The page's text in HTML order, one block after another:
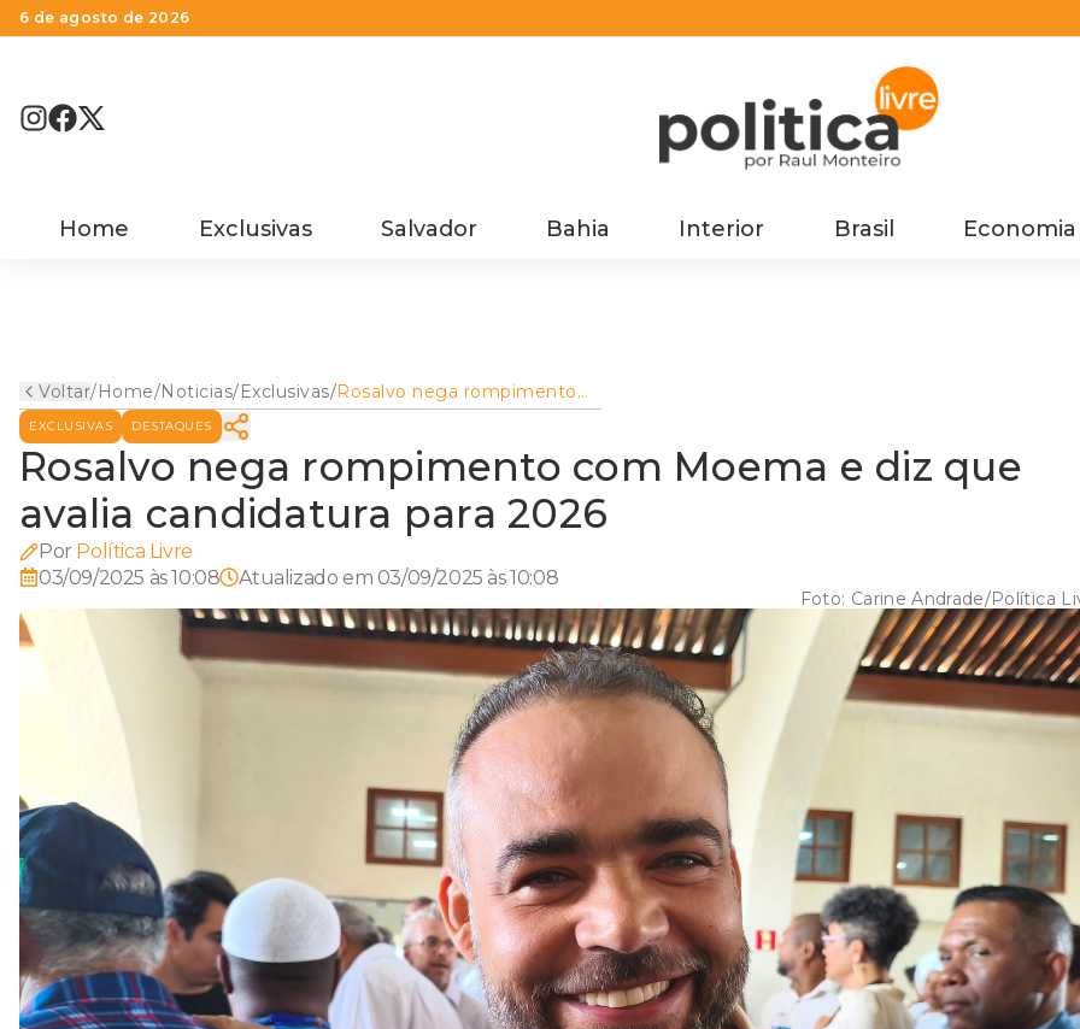
6 de agosto de 2026
Home Exclusivas Salvador Bahia Interior Brasil Economia
Voltar/Home/Noticias/Exclusivas/Rosalvo nega rompimento
com Moema e diz que avalia
EXCLUSIVAS DESTAQUES
Rosalvo nega rompimento com Moema e diz que
avalia candidatura para 2026
Por Política Livre
03/09/2025 às 10:08
Atualizado em 03/09/2025 às 10:08
Foto: Carine Andrade/Política